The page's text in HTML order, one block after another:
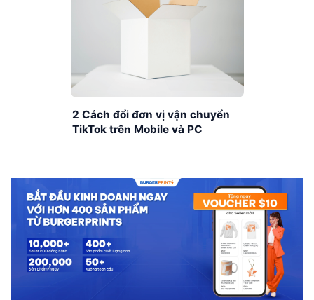
2 Cách đổi đơn vị vận chuyển
TikTok trên Mobile và PC